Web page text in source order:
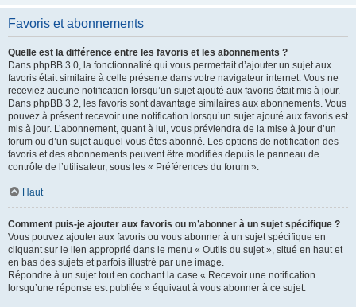
Favoris et abonnements
Quelle est la différence entre les favoris et les abonnements ?
Dans phpBB 3.0, la fonctionnalité qui vous permettait d’ajouter un sujet aux
favoris était similaire à celle présente dans votre navigateur internet. Vous ne
receviez aucune notification lorsqu’un sujet ajouté aux favoris était mis à jour.
Dans phpBB 3.2, les favoris sont davantage similaires aux abonnements. Vous
pouvez à présent recevoir une notification lorsqu’un sujet ajouté aux favoris est
mis à jour. L’abonnement, quant à lui, vous préviendra de la mise à jour d’un
forum ou d’un sujet auquel vous êtes abonné. Les options de notification des
favoris et des abonnements peuvent être modifiés depuis le panneau de
contrôle de l’utilisateur, sous les « Préférences du forum ».
Haut
Comment puis-je ajouter aux favoris ou m’abonner à un sujet spécifique ?
Vous pouvez ajouter aux favoris ou vous abonner à un sujet spécifique en
cliquant sur le lien approprié dans le menu « Outils du sujet », situé en haut et
en bas des sujets et parfois illustré par une image.
Répondre à un sujet tout en cochant la case « Recevoir une notification
lorsqu’une réponse est publiée » équivaut à vous abonner à ce sujet.